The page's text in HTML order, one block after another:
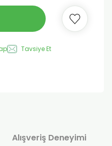
Tavsiye Et
Alışveriş Deneyimi